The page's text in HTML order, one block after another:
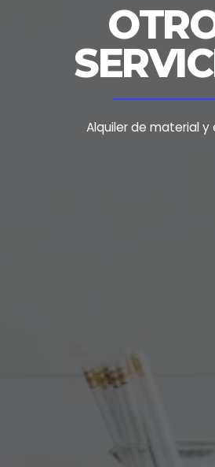
Alquiler de material y